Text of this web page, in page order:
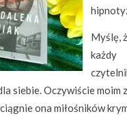
Myślę,
każdy
siebie. Oczywiście moim
ona miłośników